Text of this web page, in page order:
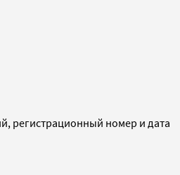
регистрационный номер и дата